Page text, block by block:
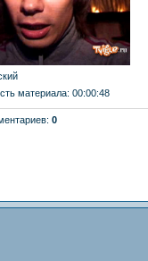
материала: 00:00:48
: 0